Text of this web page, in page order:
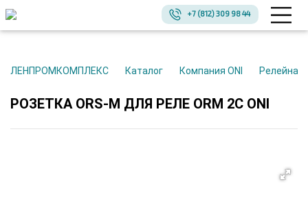
+7 (812) 309 98 44
ЛЕНПРОМКОМПЛЕКС Каталог Компания ONI
РОЗЕТКА ORS-M ДЛЯ РЕЛЕ ORM 2C ONI